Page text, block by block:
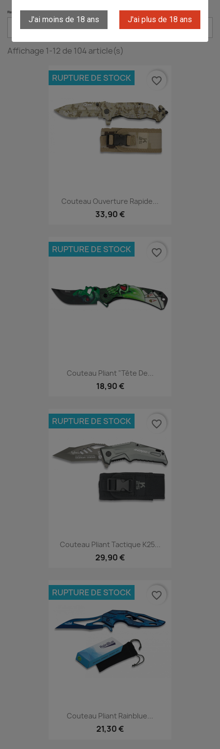
J'ai moins de 18 ans J'ai plus de 18 ans
Retrouvez les meilleurs couteaux à ouverture rapide sur bazooka-shop – Pas cher, large choix et prix bas toute l'année
Pertinence 
Affichage 1-12 de 104 article(s)
Couteau Ouverture Rapide...
33,90 €
RUPTURE DE STOCK favorite_border
Couteau Pliant "Tête De...
18,90 €
RUPTURE DE STOCK favorite_border
Couteau Pliant Tactique K25...
29,90 €
RUPTURE DE STOCK favorite_border
Couteau Pliant Rainblue...
21,30 €
RUPTURE DE STOCK favorite_border